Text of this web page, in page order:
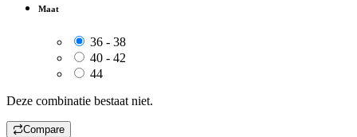
Maat
36 - 38
40 - 42
44
Deze combinatie bestaat niet.
Compare